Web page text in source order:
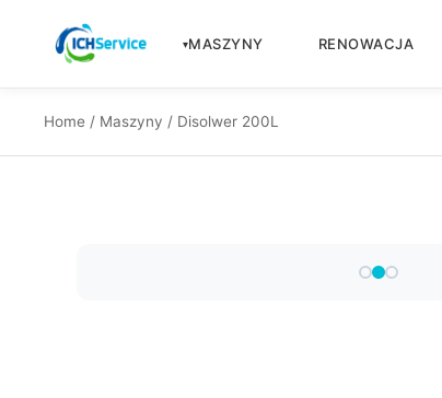
MASZYNY RENOWACJA
Home / Maszyny / Disolwer 200L